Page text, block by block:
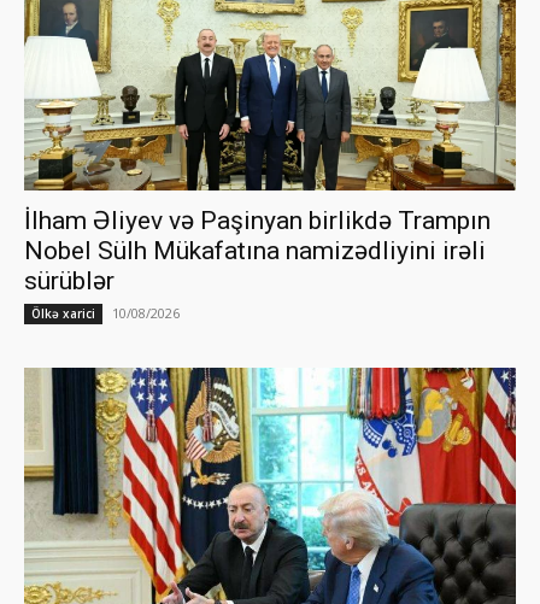
İlham Əliyev və Paşinyan birlikdə Trampın
Nobel Sülh Mükafatına namizədliyini irəli
sürüblər
Ölkə xarici 10/08/2026